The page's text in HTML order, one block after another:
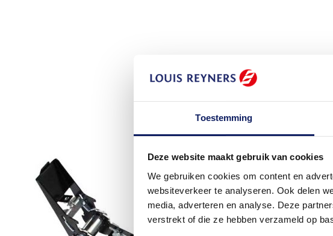
Toestemming
Deze website maakt gebruik van cookies
We gebruiken cookies om content en
websiteverkeer te analyseren. Ook delen
media, adverteren en analyse. Deze
verstrekt of die ze hebben verzameld op